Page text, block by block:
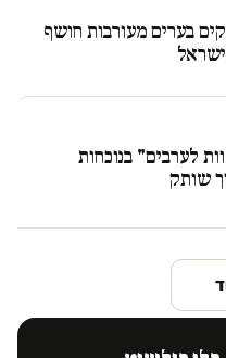
על 17 פארקים בערים מעורבות חושף
לערבים" בנוכחות
שותק